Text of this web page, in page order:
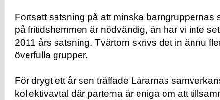
Fortsatt satsning på att minska barngruppernas
på fritidshemmen är nödvändig, än har vi inte
2011 års satsning. Tvärtom skrivs det in ännu
överfulla grupper.
För drygt ett år sen träffade Lärarnas
kollektivavtal där parterna är eniga om att